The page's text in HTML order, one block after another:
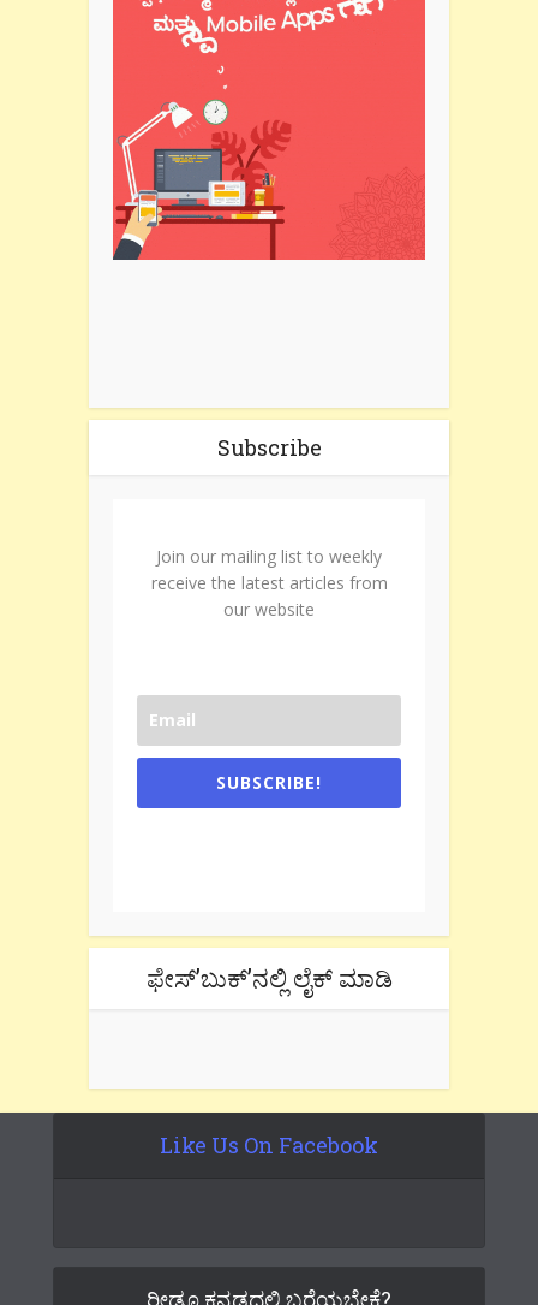
Subscribe
Join our mailing list to weekly
receive the latest articles from
our website
SUBSCRIBE!
ಫೇಸ್’ಬುಕ್’ನಲ್ಲಿ ಲೈಕ್ ಮಾಡಿ
Like Us On Facebook
ರೀಡೂ ಕನ್ನಡದಲ್ಲಿ ಬರೆಯಬೇಕೆ?